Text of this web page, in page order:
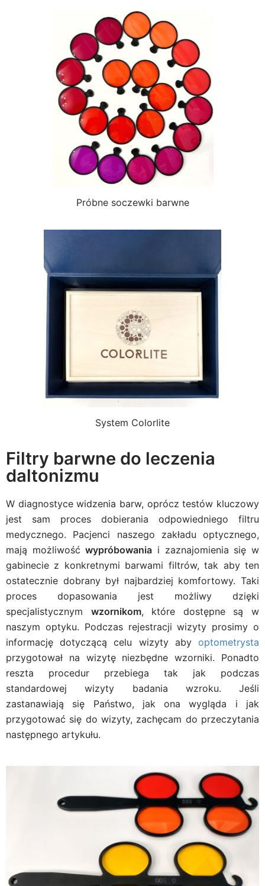
Próbne soczewki barwne
System Colorlite
Filtry barwne do leczenia
daltonizmu
W diagnostyce widzenia barw, oprócz testów kluczowy
jest sam proces dobierania odpowiedniego filtru
medycznego. Pacjenci naszego zakładu optycznego,
mają możliwośćwypróbowania i zaznajomienia się w
gabinecie z konkretnymi barwami filtrów, tak aby ten
ostatecznie dobrany był najbardziej komfortowy. Taki
proces dopasowania jest możliwy dzięki
specjalistycznym wzornikom, które dostępne są w
naszym optyku. Podczas rejestracji wizyty prosimy o
informację dotyczącą celu wizyty aby optometrysta
przygotował na wizytę niezbędne wzorniki. Ponadto
reszta procedur przebiega tak jak podczas
standardowej wizyty badania wzroku. Jeśli
zastanawiają się Państwo, jak ona wygląda i jak
przygotować się do wizyty, zachęcam do przeczytania
następnego artykułu.